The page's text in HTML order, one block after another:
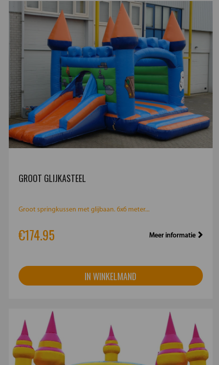
GROOT GLIJKASTEEL
Groot springkussen met glijbaan. 6x6 meter...
€174.95 Meer informatie
IN WINKELMAND